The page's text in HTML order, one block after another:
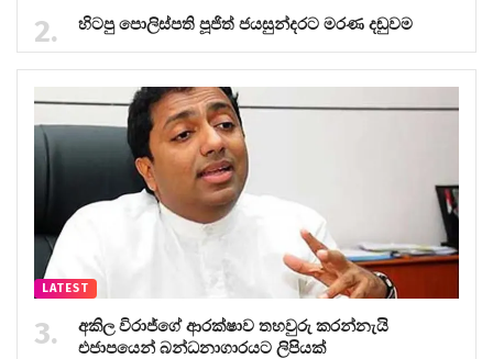
හිටපු පොලිස්පති පූජිත් ජයසුන්දරට මරණ දඬුවම
LATEST
අකිල විරාජ්ගේ ආරක්ෂාව තහවුරු කරන්නැයි
එජාපයෙන් බන්ධනාගාරයට ලිපියක්